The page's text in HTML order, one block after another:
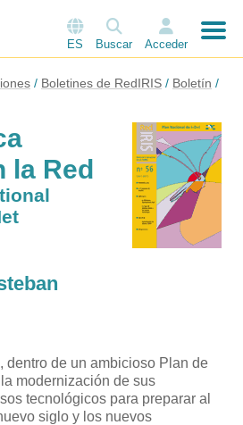
ES Buscar Acceder
Boletines de RedIRIS
Boletín
la Red
dentro de un ambicioso Plan de
modernización de sus
tecnológicos para preparar al
siglo y los nuevos